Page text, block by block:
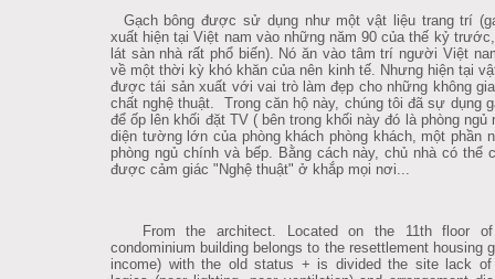
Gạch bông được sử dụng như một vật liệu trang trí
xuất hiện tại Việt nam vào những năm 90 của thế kỷ
lát sàn nhà rất phổ biến). Nó ăn vào tâm trí người Việt
về một thời kỳ khó khăn của nên kinh tế. Nhưng hiện tại
được tái sản xuất với vai trò làm đẹp cho những không
chất nghệ thuật. Trong căn hộ này, chúng tôi đã sự dụng
để ốp lên khối đặt TV ( bên trong khối này đó là phòng ngủ
diện tường lớn của phòng khách phòng khách, một phần
phòng ngủ chính và bếp. Bằng cách này, chủ nhà có thể
được cảm giác "Nghệ thuật" ở khắp mọi nơi...
From the architect. Located on the 11th floor
condominium building belongs to the resettlement housing
income) with the old status + is divided the site lack of